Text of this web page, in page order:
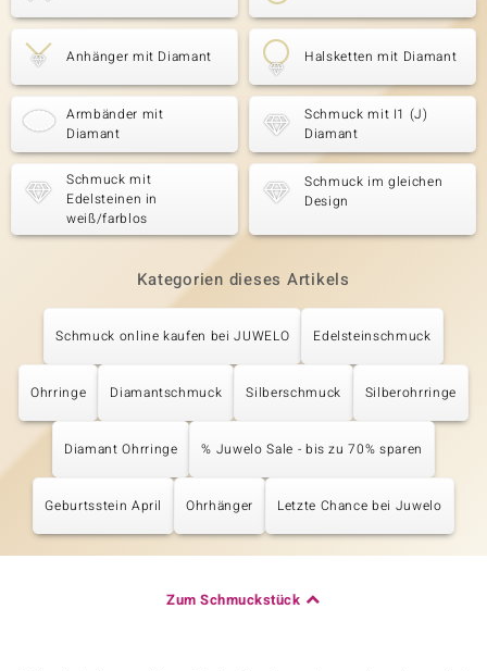
Anhänger mit Diamant Halsketten mit Diamant
Armbänder mit
Diamant
Schmuck mit I1 (J)
Diamant
Schmuck mit
Edelsteinen in
weiß/farblos
Schmuck im gleichen
Design
Kategorien dieses Artikels
Schmuck online kaufen bei JUWELO Edelsteinschmuck
Ohrringe Diamantschmuck Silberschmuck Silberohrringe
Diamant Ohrringe % Juwelo Sale - bis zu 70% sparen
Geburtsstein April Ohrhänger Letzte Chance bei Juwelo
Zum Schmuckstück